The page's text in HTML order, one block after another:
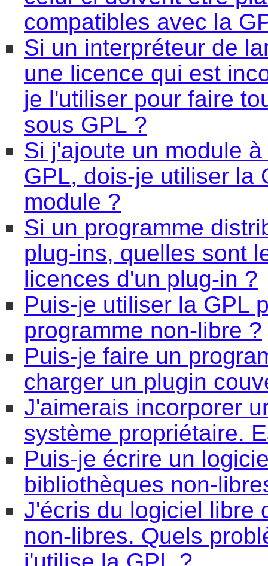
compatibles avec la
Si un interpréteur de
une licence qui est
je l'utiliser pour faire
sous GPL ?
Si j'ajoute un module
GPL, dois-je utiliser la
module ?
Si un programme
plug-ins, quelles sont
licences d'un plug-in ?
Puis-je utiliser la GPL
programme non-libre ?
Puis-je faire un
charger un plugin
J'aimerais incorporer
système propriétaire.
Puis-je écrire un
bibliothèques non-
J'écris du logiciel libre
non-libres. Quels